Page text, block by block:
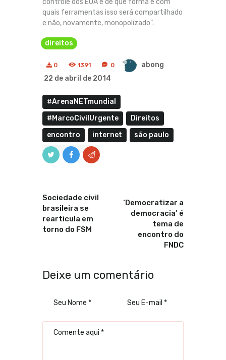
controle dos EUA e de que forma e com
quais ferramentas isso será compartilhado
e não, novamente, monopolizado”.
direitos
0 1391 0
abong
22 de abril de 2014
#ArenaNETmundial
#MarcoCivilUrgente
Direitos
encontro
internet são paulo
Sociedade civil
brasileira se
rearticula em
torno do FSM
‘Democratizar a
democracia’ é
tema de
encontro do
FNDC
Deixe um comentário